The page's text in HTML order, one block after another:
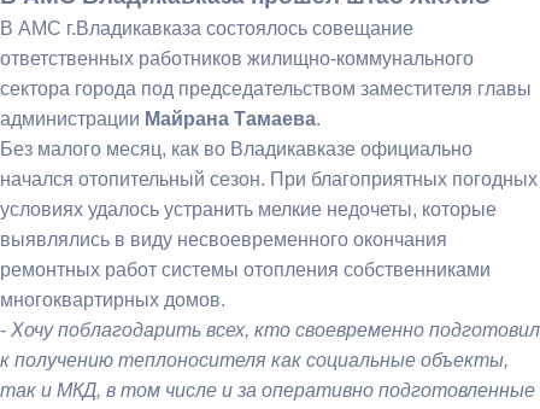
В АМС г.Владикавказа состоялось совещание
ответственных работников жилищно-коммунального
сектора города под председательством заместителя главы
администрации Майрана Тамаева.
Без малого месяц, как во Владикавказе официально
начался отопительный сезон. При благоприятных погодных
условиях удалось устранить мелкие недочеты, которые
выявлялись в виду несвоевременного окончания
ремонтных работ системы отопления собственниками
многоквартирных домов.
- Хочу поблагодарить всех, кто своевременно подготовил
к получению теплоносителя как социальные объекты,
так и МКД, в том числе и за оперативно подготовленные